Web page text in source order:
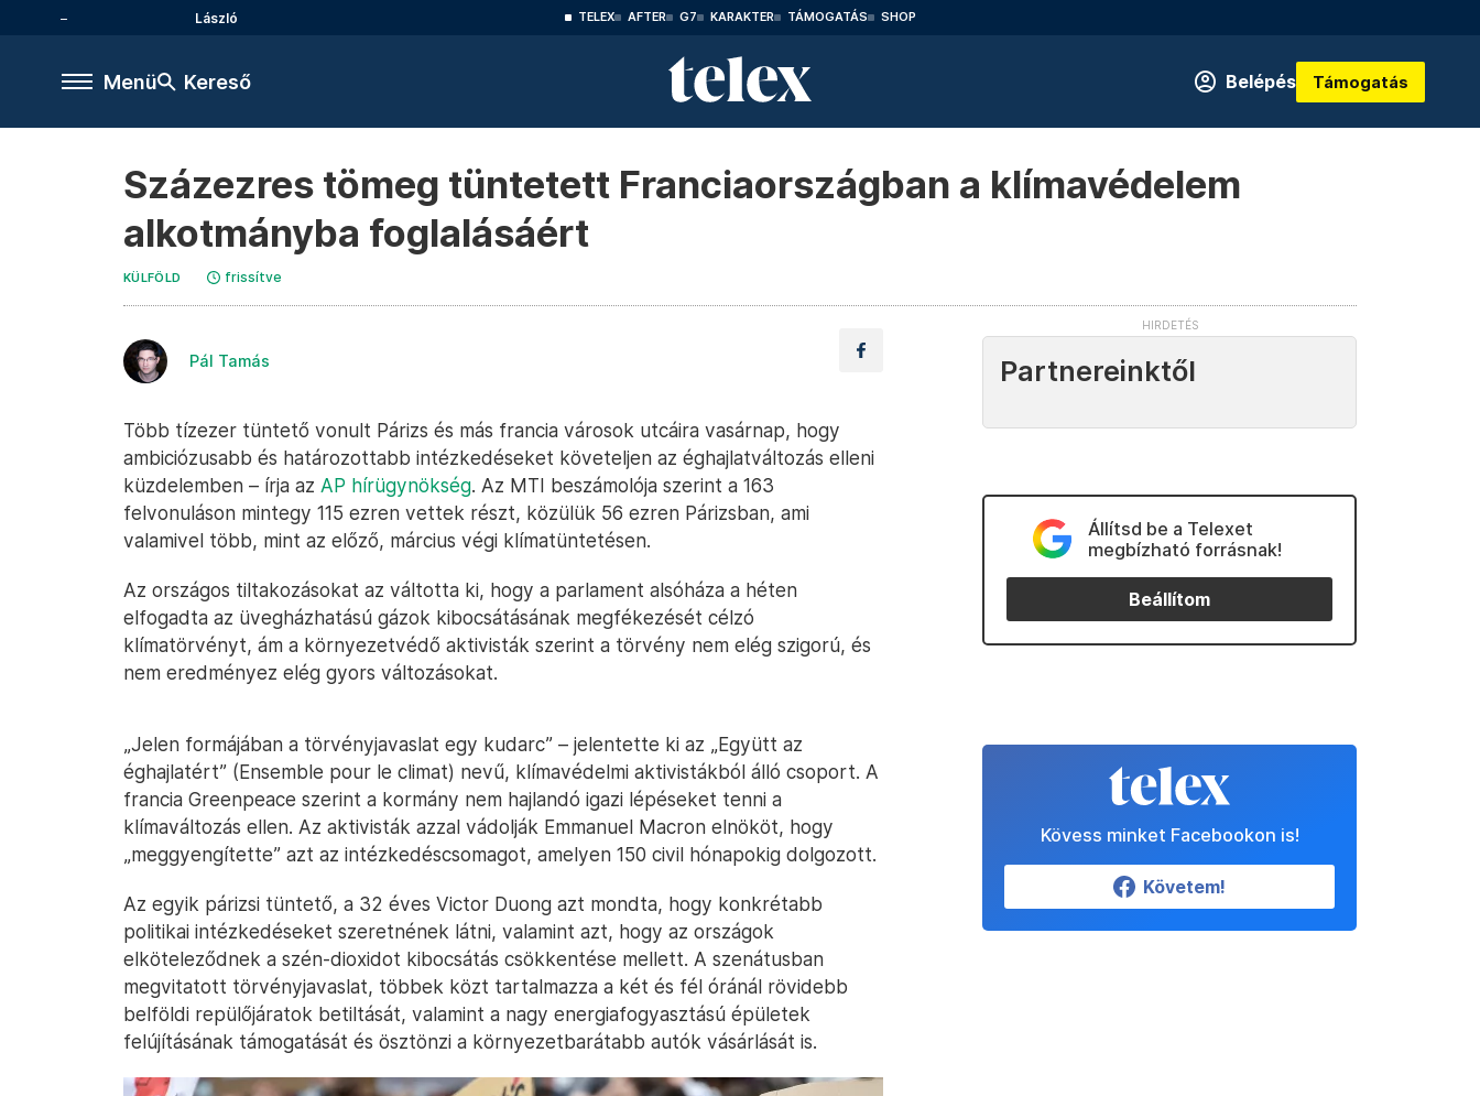
László TELEX AFTER G7 KARAKTER TÁMOGATÁS SHOP
Menü Kereső Belépés Támogatás
Százezres tömeg tüntetett Franciaországban a klímavédelem
alkotmányba foglalásáért
KÜLFÖLD frissítve
Pál Tamás
Több tízezer tüntető vonult Párizs és más francia városok utcáira vasárnap, hogy
ambiciózusabb és határozottabb intézkedéseket követeljen az éghajlatváltozás elleni
küzdelemben – írja az AP hírügynökség. Az MTI beszámolója szerint a 163
felvonuláson mintegy 115 ezren vettek részt, közülük 56 ezren Párizsban, ami
valamivel több, mint az előző, március végi klímatüntetésen.
Az országos tiltakozásokat az váltotta ki, hogy a parlament alsóháza a héten
elfogadta az üvegházhatású gázok kibocsátásának megfékezését célzó
klímatörvényt, ám a környezetvédő aktivisták szerint a törvény nem elég szigorú, és
nem eredményez elég gyors változásokat.
„Jelen formájában a törvényjavaslat egy kudarc” – jelentette ki az „Együtt az
éghajlatért” (Ensemble pour le climat) nevű, klímavédelmi aktivistákból álló csoport. A
francia Greenpeace szerint a kormány nem hajlandó igazi lépéseket tenni a
klímaváltozás ellen. Az aktivisták azzal vádolják Emmanuel Macron elnököt, hogy
„meggyengítette” azt az intézkedéscsomagot, amelyen 150 civil hónapokig dolgozott.
Az egyik párizsi tüntető, a 32 éves Victor Duong azt mondta, hogy konkrétabb
politikai intézkedéseket szeretnének látni, valamint azt, hogy az országok
elköteleződnek a szén-dioxidot kibocsátás csökkentése mellett. A szenátusban
megvitatott törvényjavaslat, többek közt tartalmazza a két és fél óránál rövidebb
belföldi repülőjáratok betiltását, valamint a nagy energiafogyasztású épületek
felújításának támogatását és ösztönzi a környezetbarátabb autók vásárlását is.
Partnereinktől
Állítsd be a Telexet
megbízható forrásnak!
Beállítom
Kövess minket Facebookon is!
Követem!